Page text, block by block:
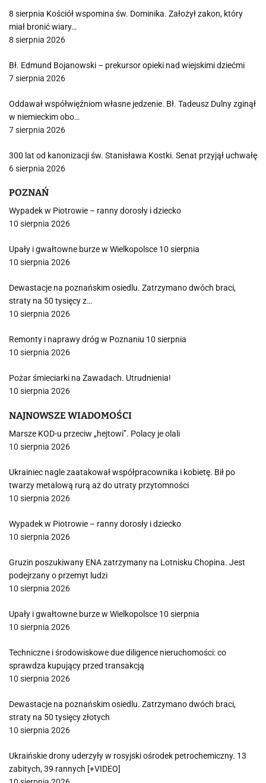
8 sierpnia Kościół wspomina św. Dominika. Założył zakon, który
miał bronić wiary…
8 sierpnia 2026
Bł. Edmund Bojanowski – prekursor opieki nad wiejskimi dziećmi
7 sierpnia 2026
Oddawał współwięźniom własne jedzenie. Bł. Tadeusz Dulny zginął
w niemieckim obo…
7 sierpnia 2026
300 lat od kanonizacji św. Stanisława Kostki. Senat przyjął uchwałę
6 sierpnia 2026
POZNAŃ
Wypadek w Piotrowie – ranny dorosły i dziecko
10 sierpnia 2026
Upały i gwałtowne burze w Wielkopolsce 10 sierpnia
10 sierpnia 2026
Dewastacje na poznańskim osiedlu. Zatrzymano dwóch braci,
straty na 50 tysięcy z…
10 sierpnia 2026
Remonty i naprawy dróg w Poznaniu 10 sierpnia
10 sierpnia 2026
Pożar śmieciarki na Zawadach. Utrudnienia!
10 sierpnia 2026
NAJNOWSZE WIADOMOŚCI
Marsze KOD-u przeciw „hejtowi”. Polacy je olali
10 sierpnia 2026
Ukrainiec nagle zaatakował współpracownika i kobietę. Bił po
twarzy metalową rurą aż do utraty przytomności
10 sierpnia 2026
Wypadek w Piotrowie – ranny dorosły i dziecko
10 sierpnia 2026
Gruzin poszukiwany ENA zatrzymany na Lotnisku Chopina. Jest
podejrzany o przemyt ludzi
10 sierpnia 2026
Upały i gwałtowne burze w Wielkopolsce 10 sierpnia
10 sierpnia 2026
Techniczne i środowiskowe due diligence nieruchomości: co
sprawdza kupujący przed transakcją
10 sierpnia 2026
Dewastacje na poznańskim osiedlu. Zatrzymano dwóch braci,
straty na 50 tysięcy złotych
10 sierpnia 2026
Ukraińskie drony uderzyły w rosyjski ośrodek petrochemiczny. 13
zabitych, 39 rannych [+VIDEO]